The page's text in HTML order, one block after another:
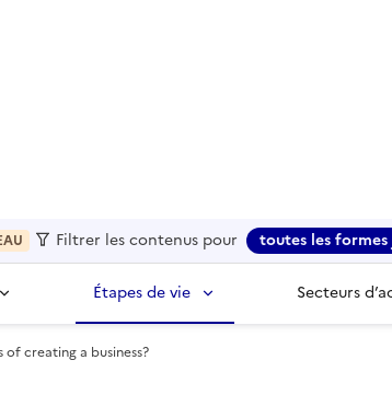
Filtrer les contenus pour toutes les
Étapes de vie Secteurs
creating a business?